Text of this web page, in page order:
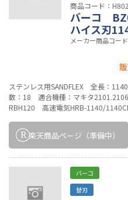
商品コード：H802
バーコ
ハイス刃
メーカー商品コー
ステンレス用SANDFLEX 全長：
数：18 適合機種：マキタ
RBH120 高速電気HRB-1140/
楽天商品ページ （準備中）
バーコ
替刃